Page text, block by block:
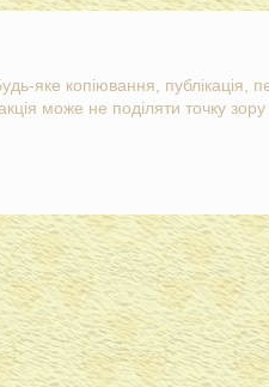
яке копіювання, публікація,
може не поділяти точку зору